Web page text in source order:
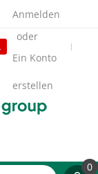
Anmelden
Ein Konto
erstellen
0